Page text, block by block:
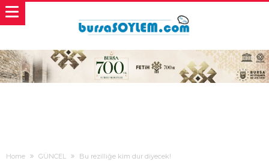
Home GÜNCEL Bu rezilliğe kim dur diyecek!